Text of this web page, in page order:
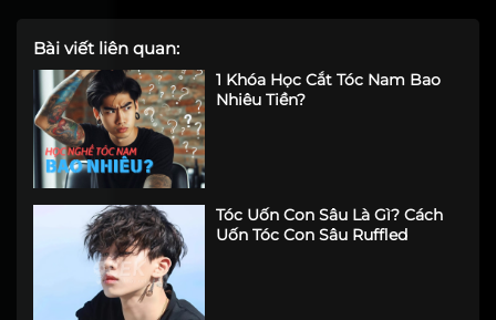
Bài viết liên quan:
1 Khóa Học Cắt Tóc Nam Bao
Nhiêu Tiền?
Tóc Uốn Con Sâu Là Gì? Cách
Uốn Tóc Con Sâu Ruffled